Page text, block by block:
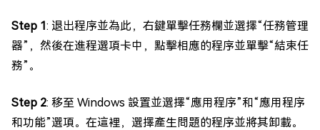
Step 1: 退出程序並為此，右鍵單擊任務欄並選擇“任務管理
器”，然後在進程選項卡中，點擊相應的程序並單擊“結束任
務”。
Step 2: 移至 Windows 設置並選擇“應用程序”和“應用程序
和功能”選項。在這裡，選擇產生問題的程序並將其卸載。